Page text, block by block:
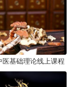
医基础理论线上课程